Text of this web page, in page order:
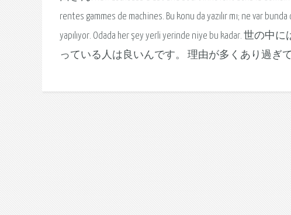
rentes gammes de machines. Bu konu da yazılır mı; ne var
yapılıyor. Odada her şey yerli yerinde niye bu kadar.
っている人は良いんです。 理由が多くあり過ぎ